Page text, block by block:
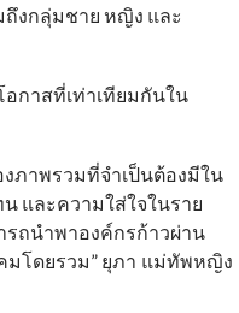
ถึงกลุ่มชาย หญิง และ
กาสที่เท่าเทียมกันใน
ภาพรวมที่จำเป็นต้องมีใน
และความใส่ใจในราย
รถนำพาองค์กรก้าวผ่าน
โดยรวม” ยุภา แม่ทัพหญิง